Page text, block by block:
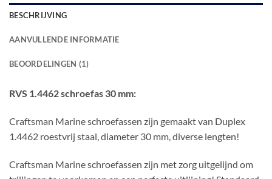
BESCHRIJVING
AANVULLENDE INFORMATIE
BEOORDELINGEN (1)
RVS 1.4462 schroefas 30 mm:
Craftsman Marine schroefassen zijn gemaakt van Duplex
1.4462 roestvrij staal, diameter 30 mm, diverse lengten!
Craftsman Marine schroefassen zijn met zorg uitgelijnd om